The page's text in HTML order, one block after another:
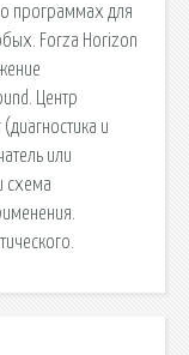
программах для
Forza Horizon
Центр
и
или
схема